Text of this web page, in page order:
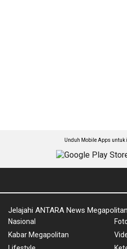
Unduh Mobile Apps untuk
Jelajahi ANTARA News Megapolitan
Nasional
Kabar Megapolitan